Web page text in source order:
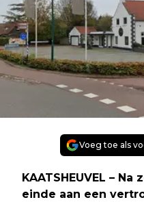
Voeg toe als
KAATSHEUVEL –
einde aan een